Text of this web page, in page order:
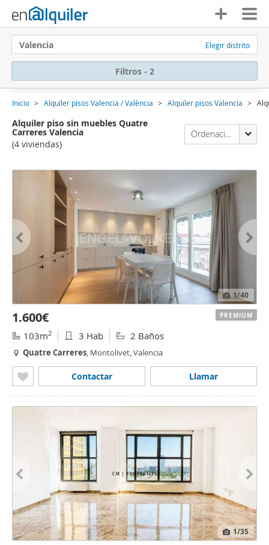
Valencia Elegir distrito
Filtros - 2
Inicio Alquiler pisos Valencia / València Alquiler pisos Valencia
Alquiler piso sin muebles Quatre
Carreres Valencia
(4 viviendas)
Ordenación Enalquiler
1/40
1.600€
103m2 3 Hab 2 Baños
Quatre Carreres, Montolivet, Valencia
Llamar
Contactar
PREMIUM
1/35